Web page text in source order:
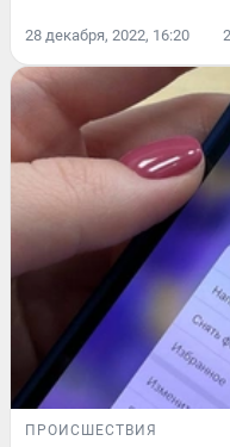
28 декабря, 2022, 16:20
ПРОИСШЕСТВИЯ